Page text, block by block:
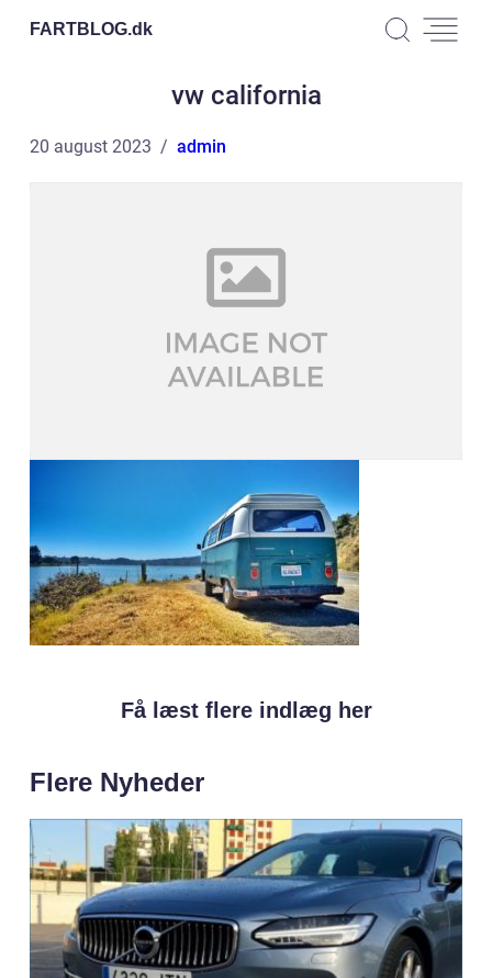
FARTBLOG.dk
vw california
20 august 2023 admin
Få læst flere indlæg her
Flere Nyheder